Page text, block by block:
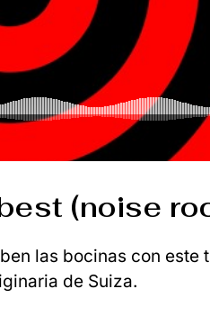
(noise
las bocinas con este
de Suiza.